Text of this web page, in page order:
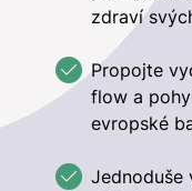
zdraví
Propojte
flow a
evropské
Jednoduše